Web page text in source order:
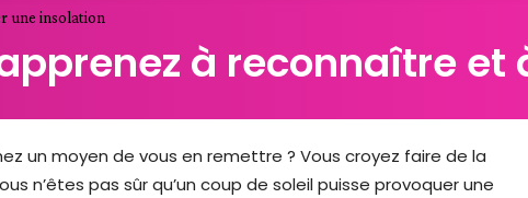
une insolation
à reconnaître
un moyen de vous en remettre ? Vous croyez faire de la
n’êtes pas sûr qu’un coup de soleil puisse provoquer une